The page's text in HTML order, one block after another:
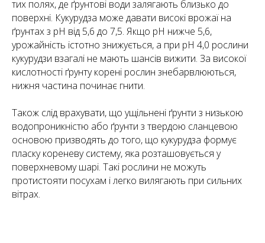
тих полях, де ґрунтові води залягають близько до
поверхні. Кукурудза може давати високі врожаї на
ґрунтах з рН від 5,6 до 7,5. Якщо рН нижче 5,6,
урожайність істотно знижується, а при рН 4,0 рослини
кукурудзи взагалі не мають шансів вижити. За високої
кислотності ґрунту корені рослин знебарвлюються,
нижня частина починає гнити.
Також слід врахувати, що ущільнені ґрунти з низькою
водопроникністю або ґрунти з твердою сланцевою
основою призводять до того, що кукурудза формує
пласку кореневу систему, яка розташовується у
поверхневому шарі. Такі рослини не можуть
протистояти посухам і легко вилягають при сильних
вітрах.